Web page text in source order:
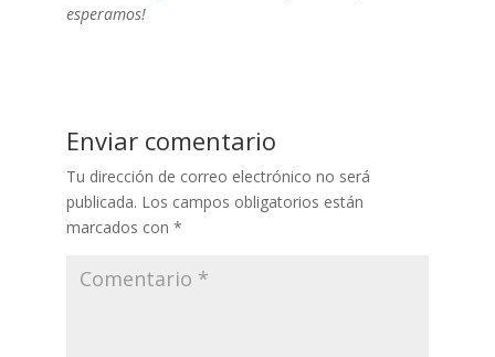
esperamos!
Enviar comentario
Tu dirección de correo electrónico no será
publicada. Los campos obligatorios están
marcados con *